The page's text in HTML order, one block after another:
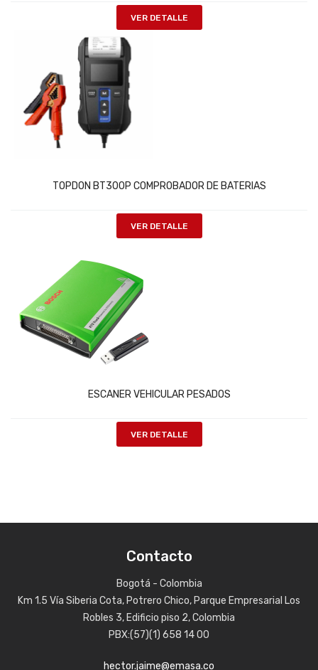
VER DETALLE
TOPDON BT300P COMPROBADOR DE BATERIAS
VER DETALLE
ESCANER VEHICULAR PESADOS
VER DETALLE
Contacto
Bogotá - Colombia
Km 1.5 Vía Siberia Cota, Potrero Chico, Parque Empresarial Los
Robles 3, Edificio piso 2, Colombia
PBX:(57)(1) 658 14 00
hector.jaime@emasa.co